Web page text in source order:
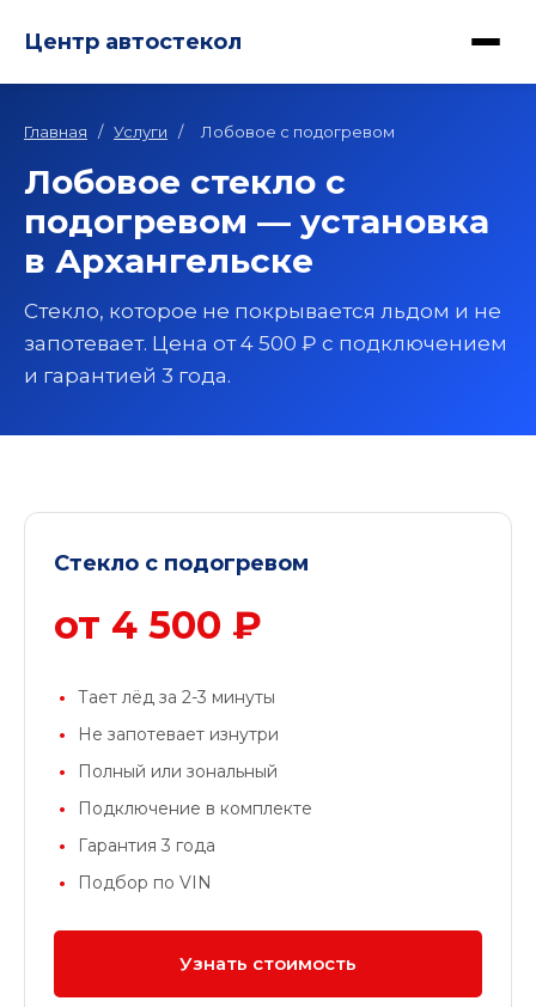
Центр автостекол
Главная / Услуги / Лобовое с подогревом
Лобовое стекло с
подогревом — установка
в Архангельске
Стекло, которое не покрывается льдом и не
запотевает. Цена от 4 500 ₽ с подключением
и гарантией 3 года.
Стекло с подогревом
от 4 500 ₽
Тает лёд за 2-3 минуты
Не запотевает изнутри
Полный или зональный
Подключение в комплекте
Гарантия 3 года
Подбор по VIN
Узнать стоимость